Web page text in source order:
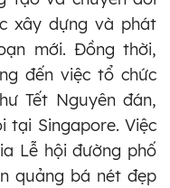
xây dựng và phát
mới. Đồng thời,
đến việc tổ chức
Tết Nguyên đán,
tại Singapore. Việc
Lễ hội đường phố
quảng bá nét đẹp